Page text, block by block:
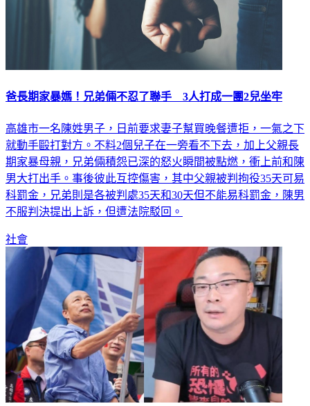
爸長期家暴媽！兄弟倆不忍了聯手 3人打成一團2兒坐牢
高雄市一名陳姓男子，日前要求妻子幫買晚餐遭拒，一氣之下
就動手毆打對方。不料2個兒子在一旁看不下去，加上父親長
期家暴母親，兄弟倆積怨已深的怒火瞬間被點燃，衝上前和陳
男大打出手。事後彼此互控傷害，其中父親被判拘役35天可易
科罰金，兄弟則是各被判處35天和30天但不能易科罰金，陳男
不服判決提出上訴，但遭法院駁回。
社會